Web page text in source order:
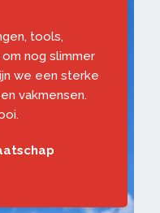
tools,
nog slimmer
we een sterke
vakmensen.